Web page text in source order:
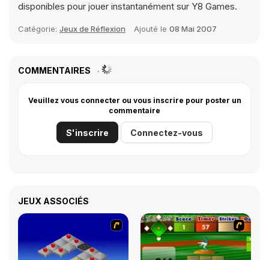
disponibles pour jouer instantanément sur Y8 Games.
Catégorie: Jeux de Réflexion Ajouté le 08 Mai 2007
COMMENTAIRES
Veuillez vous connecter ou vous inscrire pour poster un
commentaire
S'inscrire Connectez-vous
JEUX ASSOCIÉS